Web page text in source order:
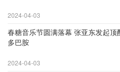
2024-04-03
春糖音乐节圆满落幕 张亚东发起顶
多巴胺
2024-04-03